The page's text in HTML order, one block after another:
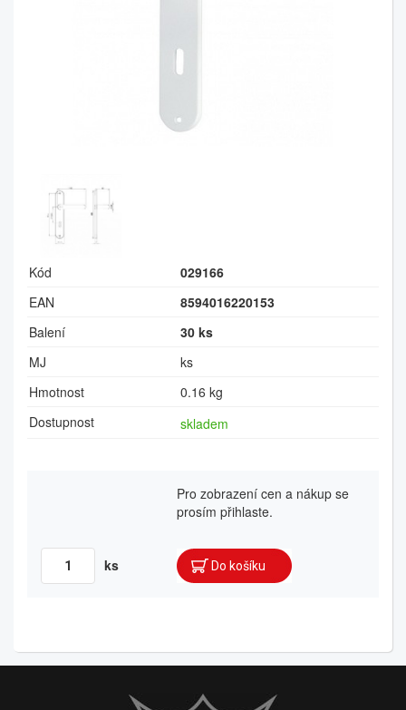
Kód
029166
EAN
8594016220153
Balení
30 ks
MJ
ks
Hmotnost
0.16 kg
Dostupnost
skladem
Pro zobrazení cen a nákup se
prosím přihlaste.
ks